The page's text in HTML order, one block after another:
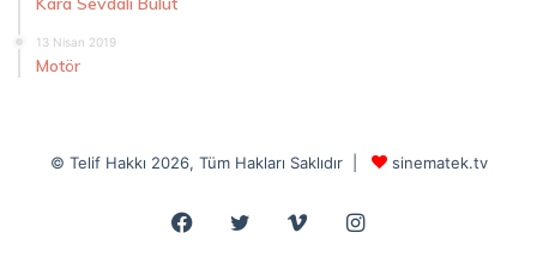
13 Nisan 2019
Motör
© Telif Hakkı 2026, Tüm Hakları Saklıdır | sinematek.tv
Facebook
Twitter VimeoInstagram